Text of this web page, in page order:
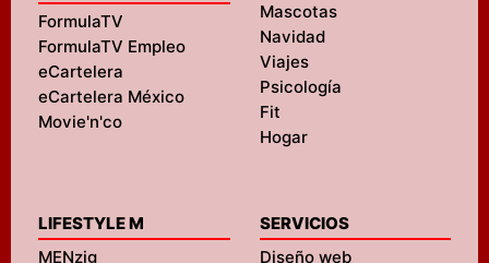
FormulaTV
FormulaTV Empleo
eCartelera
eCartelera México
Movie'n'co
Mascotas
Navidad
Viajes
Psicología
Fit
Hogar
LIFESTYLE M
MENzig
SERVICIOS
Diseño web